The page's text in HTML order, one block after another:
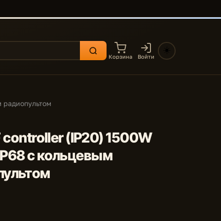
Корзина Войти
controller (IP20) 1500W
с кольцевым